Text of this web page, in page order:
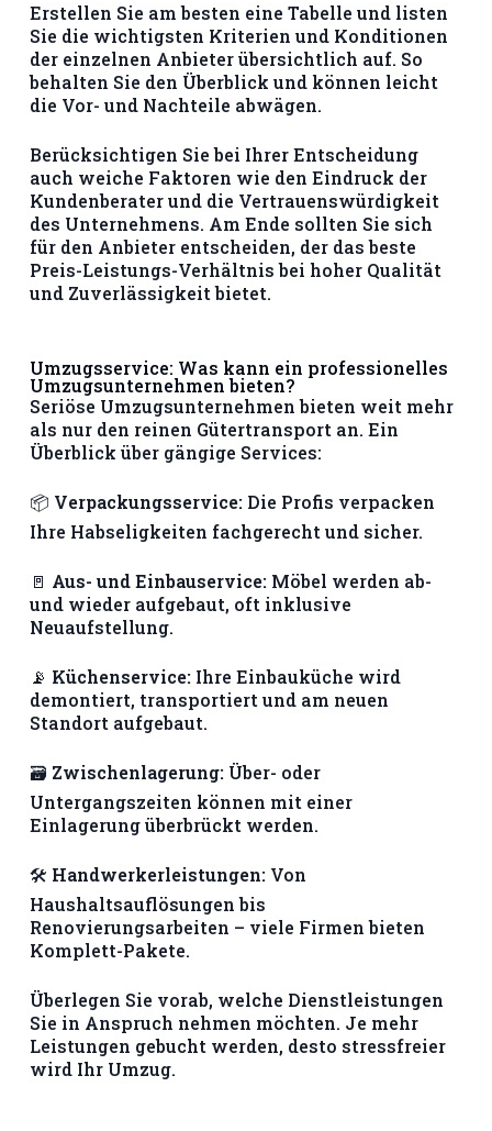
Erstellen Sie am besten eine Tabelle und listen
Sie die wichtigsten Kriterien und Konditionen
der einzelnen Anbieter übersichtlich auf. So
behalten Sie den Überblick und können leicht
die Vor- und Nachteile abwägen.
Berücksichtigen Sie bei Ihrer Entscheidung
auch weiche Faktoren wie den Eindruck der
Kundenberater und die Vertrauenswürdigkeit
des Unternehmens. Am Ende sollten Sie sich
für den Anbieter entscheiden, der das beste
Preis-Leistungs-Verhältnis bei hoher Qualität
und Zuverlässigkeit bietet.
Umzugsservice: Was kann ein professionelles
Umzugsunternehmen bieten?
Seriöse Umzugsunternehmen bieten weit mehr
als nur den reinen Gütertransport an. Ein
Überblick über gängige Services:
📦 Verpackungsservice:Die Profis verpacken
Ihre Habseligkeiten fachgerecht und sicher.
🚪 Aus- und Einbauservice:Möbel werden ab-
und wieder aufgebaut, oft inklusive
Neuaufstellung.
📡 Küchenservice:Ihre Einbauküche wird
demontiert, transportiert und am neuen
Standort aufgebaut.
🗃 Zwischenlagerung:Über- oder
Untergangszeiten können mit einer
Einlagerung überbrückt werden.
🛠 Handwerkerleistungen:Von
Haushaltsauflösungen bis
Renovierungsarbeiten – viele Firmen bieten
Komplett-Pakete.
Überlegen Sie vorab, welche Dienstleistungen
Sie in Anspruch nehmen möchten. Je mehr
Leistungen gebucht werden, desto stressfreier
wird Ihr Umzug.